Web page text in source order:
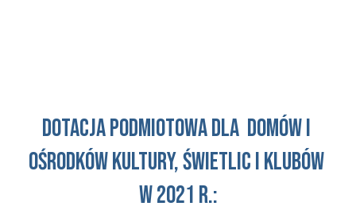
dotacja podmiotowa dla  domów i
Ośrodków Kultury, Świetlic i klubów
w 2021 r.: